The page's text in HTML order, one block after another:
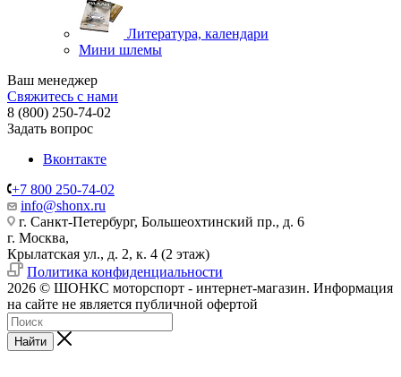
Литература, календари
Мини шлемы
Ваш менеджер
Свяжитесь с нами
8 (800) 250-74-02
Задать вопрос
Вконтакте
+7 800 250-74-02
info@shonx.ru
г. Санкт-Петербург, Большеохтинский пр., д. 6
г. Москва,
Крылатская ул., д. 2, к. 4 (2 этаж)
Политика конфиденциальности
2026 © ШОНКС моторспорт - интернет-магазин. Информация
на сайте не является публичной офертой
Найти